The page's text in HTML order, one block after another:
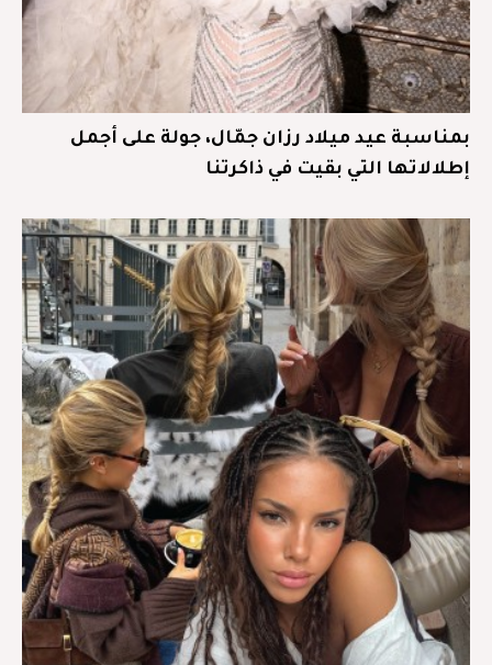
بمناسبة عيد ميلاد رزان جمّال، جولة على أجمل
إطلالاتها التي بقيت في ذاكرتنا